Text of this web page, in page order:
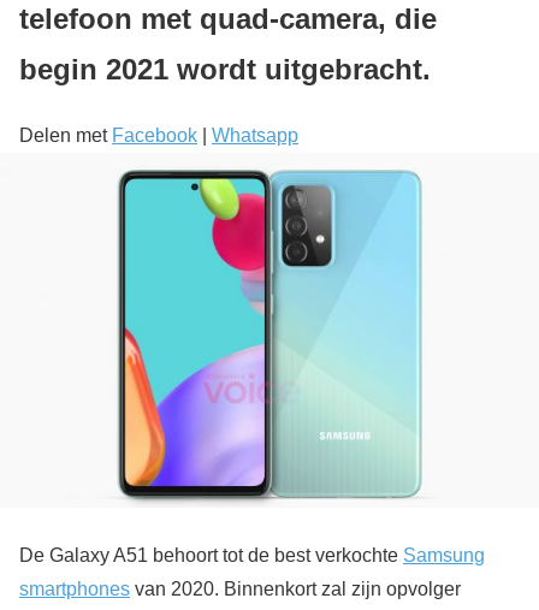
telefoon met quad-camera, die
begin 2021 wordt uitgebracht.
Delen met Facebook Whatsapp
De Galaxy A51 behoort tot de best verkochte Samsung
smartphones van 2020. Binnenkort zal zijn opvolger